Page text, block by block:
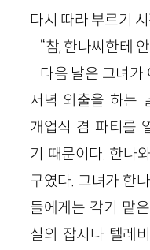
다시 따라 부르기
“참, 한나씨한테
다음 날은 그녀가
저녁 외출을 하는
개업식 겸 파티를
기 때문이다. 한나
구였다. 그녀가 한
들에게는 각기 맡
실의 잡지나 텔레